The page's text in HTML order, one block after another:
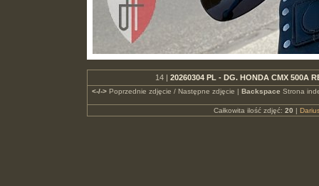
14 | 20260304 PL - DG. HONDA CMX 500A
<-/->Poprzednie zdjęcie / Następne zdjęcie | Backspace Strona
Całkowita ilość zdjęć: 20 |